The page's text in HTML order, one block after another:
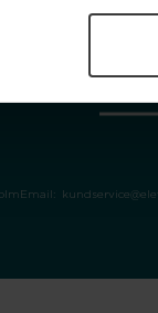
Email: